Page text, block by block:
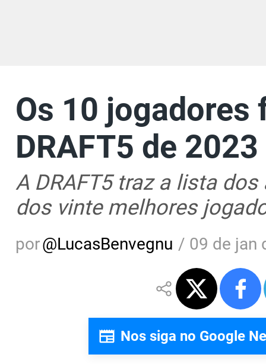
Os 10 jogadores
DRAFT5 de 2023
A DRAFT5 traz a lista
dos vinte melhores
por@LucasBenvegnu / 09 de jan
Nos siga no Google